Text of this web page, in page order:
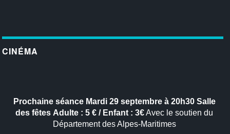
CINÉMA
Prochaine séanceMardi 29 septembre à 20h30 Salle
des fêtes Adulte : 5 € / Enfant : 3€Avec le soutien du
Département des Alpes-Maritimes